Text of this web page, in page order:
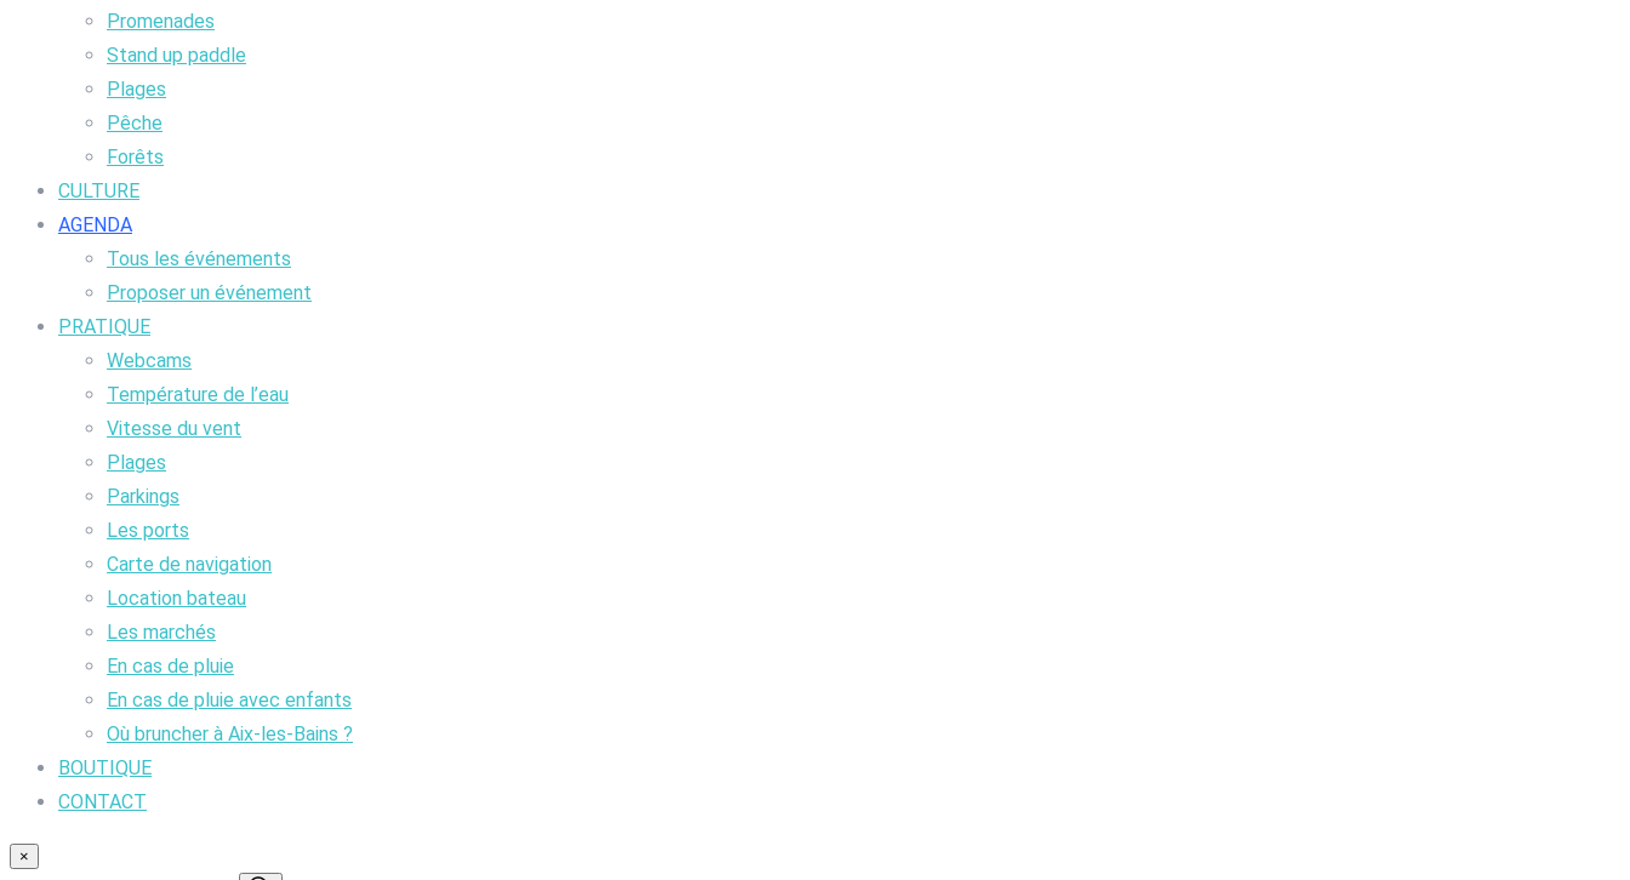
Promenades
Stand up paddle
Plages
Pêche
Forêts
CULTURE
AGENDA
Tous les événements
Proposer un événement
PRATIQUE
Webcams
Température de l’eau
Vitesse du vent
Plages
Parkings
Les ports
Carte de navigation
Location bateau
Les marchés
En cas de pluie
En cas de pluie avec enfants
Où bruncher à Aix-les-Bains ?
BOUTIQUE
CONTACT
×